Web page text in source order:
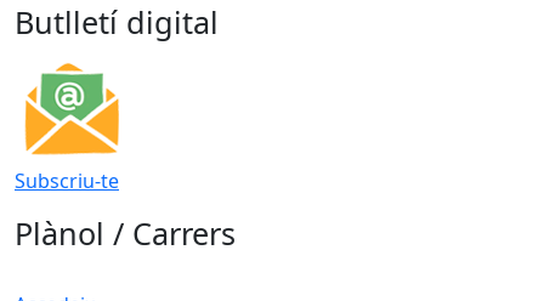
Butlletí digital
Subscriu-te
Plànol / Carrers